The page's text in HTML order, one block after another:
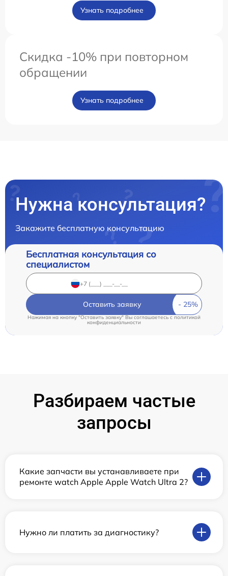
Узнать подробнее
Скидка -10% при повторном
обращении
Узнать подробнее
Нужна консультация?
Закажите бесплатную консультацию
Бесплатная консультация со
специалистом
Оставить заявку
Нажимая на кнопку "Оставить заявку" Вы соглашаетесь cполитикой
конфиденциальности
Разбираем частые
запросы
Какие запчасти вы устанавливаете при
ремонте watch Apple Apple Watch Ultra 2?
Нужно ли платить за диагностику?